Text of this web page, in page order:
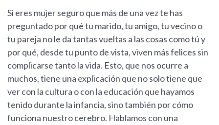
Si eres mujer seguro que más de una vez te has
preguntado por qué tu marido, tu amigo, tu vecino o
tu pareja no le da tantas vueltas a las cosas como tú y
por qué, desde tu punto de vista, viven más felices sin
complicarse tanto la vida. Esto, que nos ocurre a
muchos, tiene una explicación que no solo tiene que
ver con la cultura o con la educación que hayamos
tenido durante la infancia, sino también por cómo
funciona nuestro cerebro. Hablamos con una